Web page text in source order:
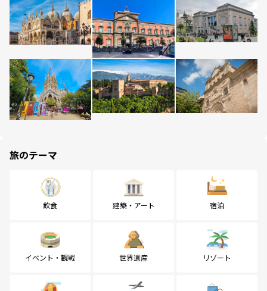
旅のテーマ
飲食 建築・アート 宿泊
イベント・観戦 世界遺産 リゾート